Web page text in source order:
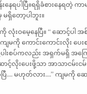
နေရပါပြီ။ရရှိခံစားနေရ
ရှိတော့ပါဘူး။
မေ့နေပြီ။ “ ဆောင့်ပါ အ
မကို ကောင်းကောင်းလိုး ပေ
ပါးစပ်ကလည်း အရှက်မရှိ အက
လိုးပေးဖို့သာ အာသာငမ်းငမ်
…. မဟုတ်လား….” ကျမကို ဆ